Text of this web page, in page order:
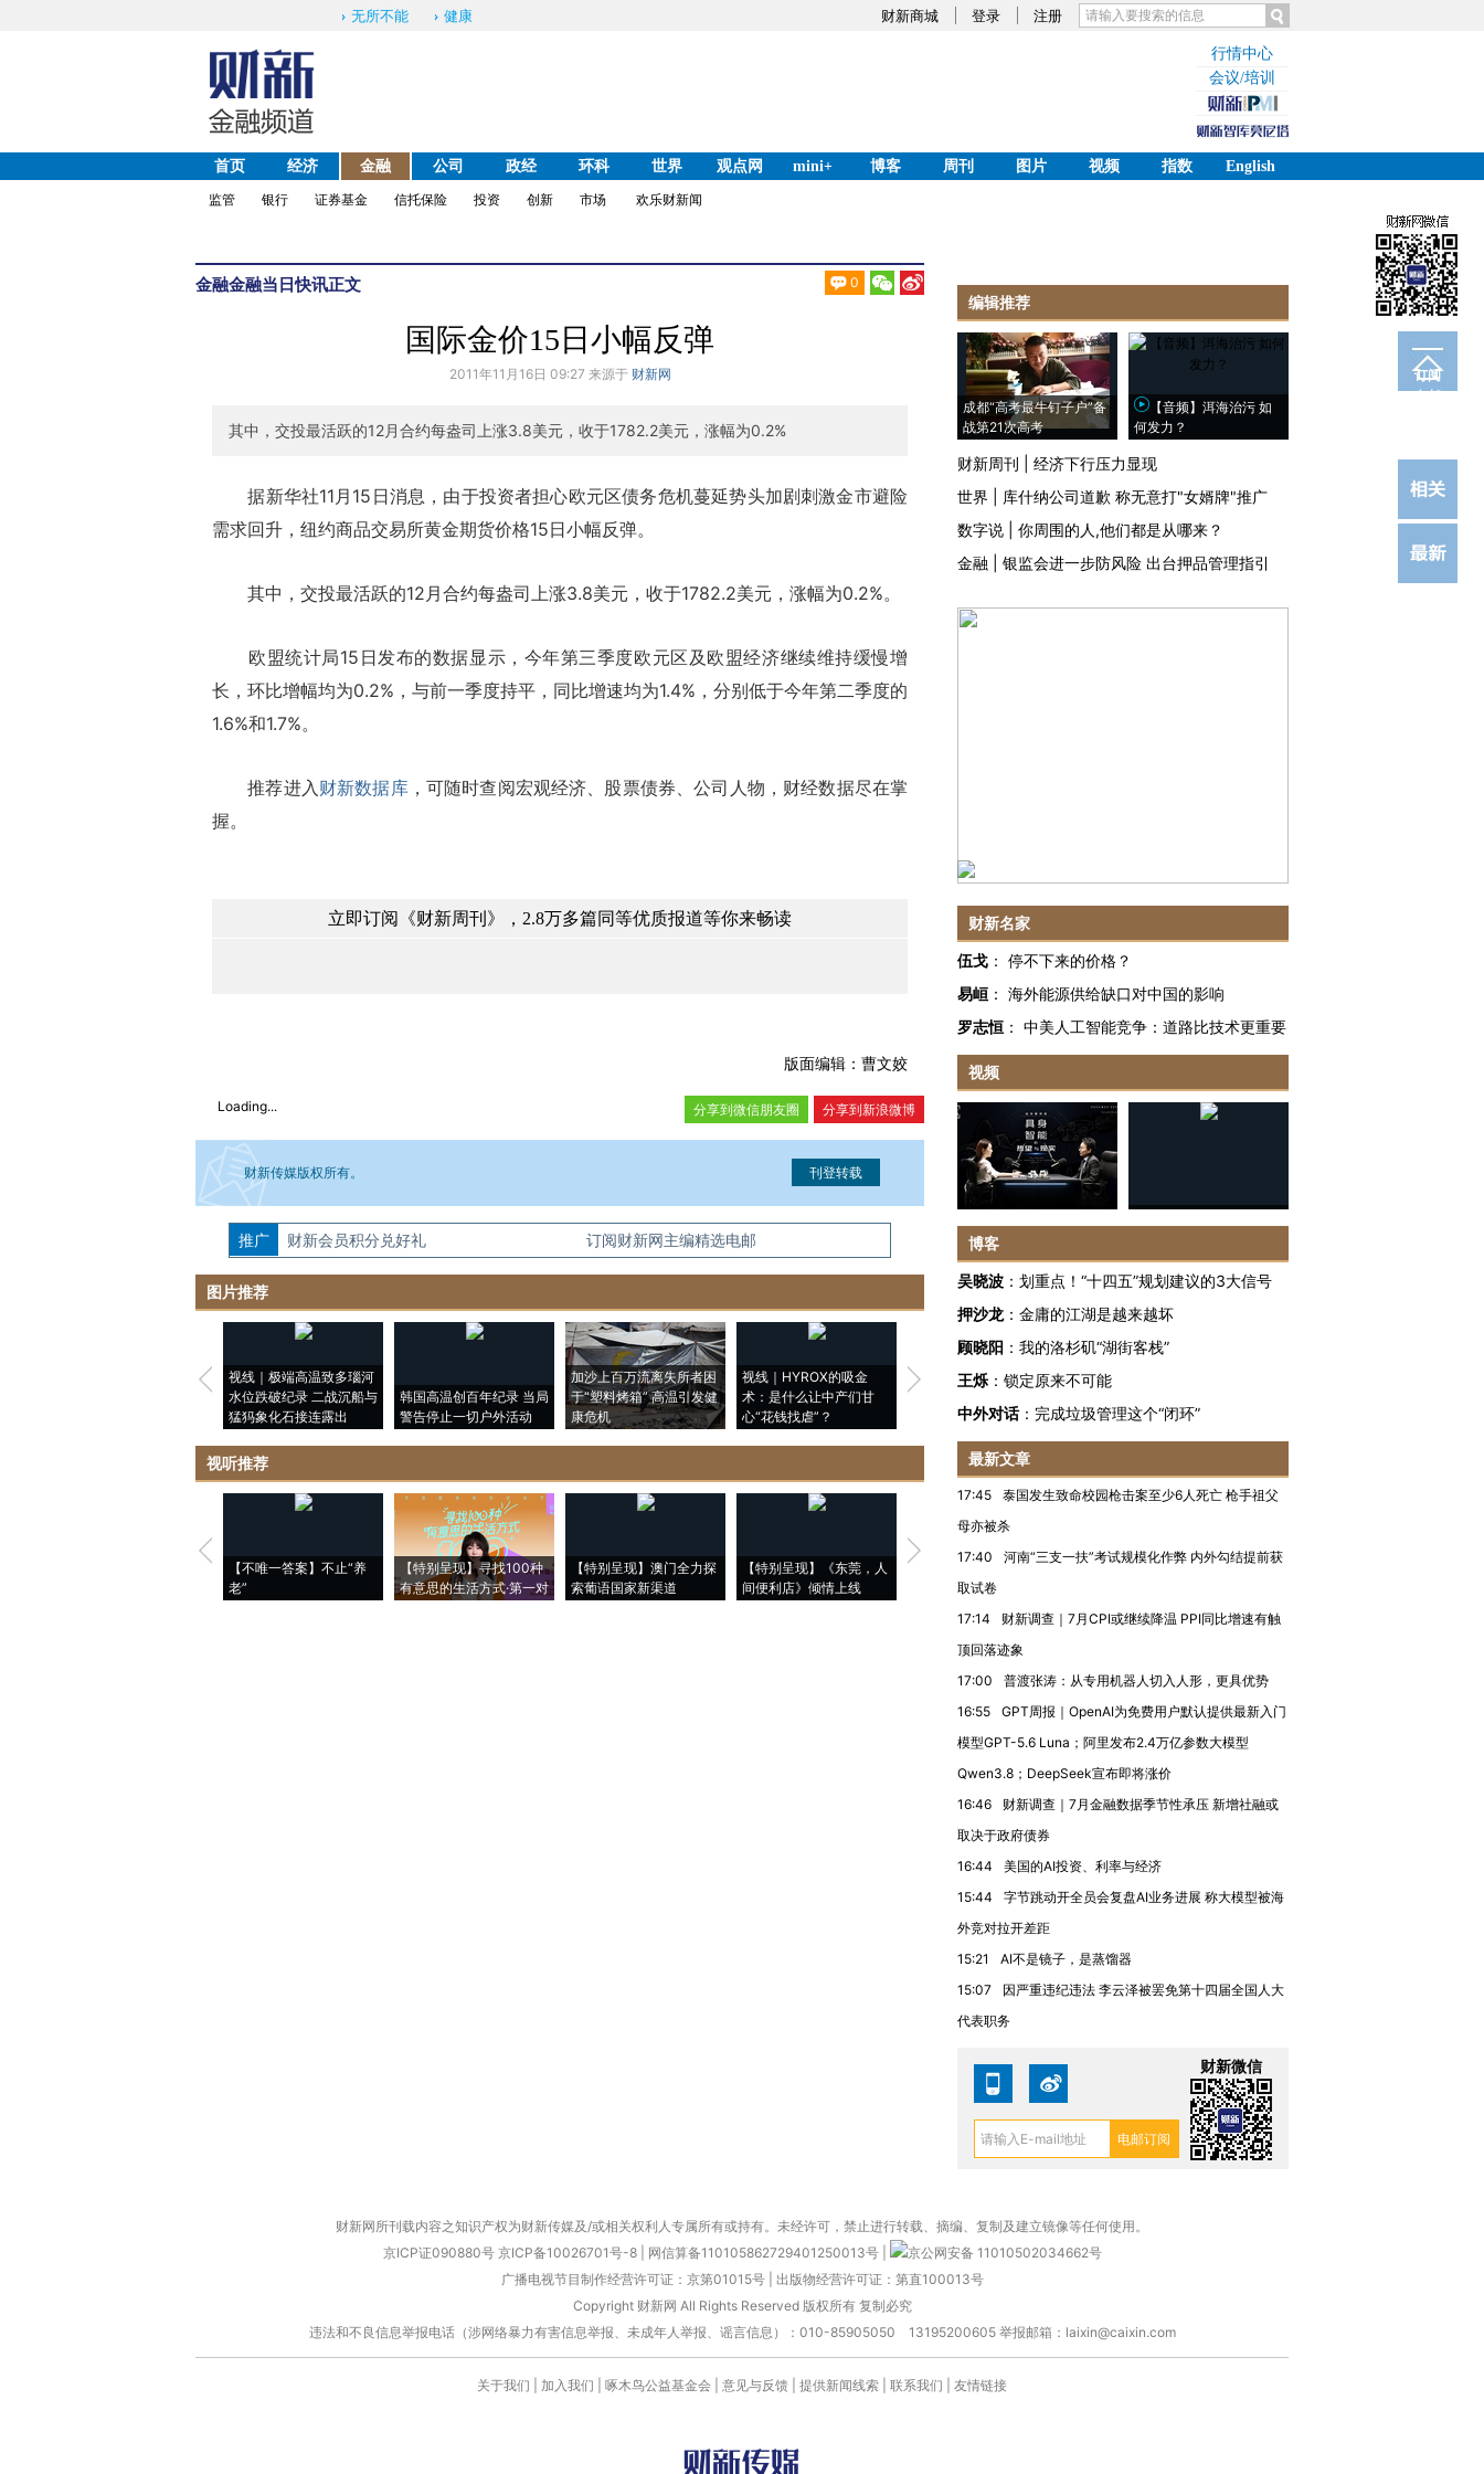
财新商城 登录 注册
无所不能 健康
行情中心
会议/培训
首页 经济 金融 公司 政经 环科 世界 观点网 mini+ 博客 周刊 图片 视频 指数
English
监管
银行 证券基金 信托保险 投资 创新 市场 欢乐财新闻
金融金融当日快讯正文 0
订阅
电邮
国际金价15日小幅反弹
2011年11月16日 09:27 来源于 财新网
其中，交投最活跃的12月合约每盎司上涨3.8美元，收于1782.2美元，涨幅为0.2%
据新华社11月15日消息，由于投资者担心欧元区债务危机蔓延势头加剧刺激金市避险
需求回升，纽约商品交易所黄金期货价格15日小幅反弹。
其中，交投最活跃的12月合约每盎司上涨3.8美元，收于1782.2美元，涨幅为0.2%。
欧盟统计局15日发布的数据显示，今年第三季度欧元区及欧盟经济继续维持缓慢增
长，环比增幅均为0.2%，与前一季度持平，同比增速均为1.4%，分别低于今年第二季度的
1.6%和1.7%。
推荐进入财新数据库，可随时查阅宏观经济、股票债券、公司人物，财经数据尽在掌
握。
立即订阅《财新周刊》，2.8万多篇同等优质报道等你来畅读
版面编辑：曹文姣
Loading... 分享到新浪微博
分享到微信朋友圈
财新传媒版权所有。
如需刊登转载请点击右侧按钮，提交相关信息。经确认即可刊登转载。
推广 财新会员积分兑好礼 订阅财新网主编精选电邮
图片推荐
视线｜极端高温致多瑙河
水位跌破纪录 二战沉船与
猛犸象化石接连露出
韩国高温创百年纪录 当局
警告停止一切户外活动
加沙上百万流离失所者困
于“塑料烤箱” 高温引发健
康危机
视线｜HYROX的吸金
术：是什么让中产们甘
心“花钱找虐”？
马航飞行员跨国走私7万
视线｜被称为“蟑螂”的印
育部长拱下台
视听推荐
【不唯一答案】不止“养
老”
【特别呈现】寻找100种
有意思的生活方式·第一对
【特别呈现】澳门全力探
索葡语国家新渠道
【特别呈现】《东莞，人
间便利店》倾情上线
【推广】走进第四届链博
会，让数智科技“链”接产
【特别呈现】寻找100种
【商旅对话】华住集团
CFO：不靠规模取胜，华
编辑推荐
成都“高考最牛钉子户”备
战第21次高考
【音频】洱海治污 如
何发力？
财新周刊
经济下行压力显现
世界
库什纳公司道歉 称无意打"女婿牌"推广
数字说
你周围的人,他们都是从哪来？
金融
银监会进一步防风险 出台押品管理指引
财新名家
伍戈 ： 停不下来的价格？
易峘 ： 海外能源供给缺口对中国的影响
罗志恒 ： 中美人工智能竞争：道路比技术更重要
视频
博客
吴晓波 ： 划重点！“十四五”规划建议的3大信号
押沙龙 ： 金庸的江湖是越来越坏
顾晓阳 ： 我的洛杉矶“湖街客栈”
王烁 ： 锁定原来不可能
中外对话： 完成垃圾管理这个“闭环”
最新文章
17:45
泰国发生致命校园枪击案至少6人死亡 枪手祖父
母亦被杀
17:40
河南“三支一扶”考试规模化作弊 内外勾结提前获
取试卷
17:14
财新调查｜7月CPI或继续降温 PPI同比增速有触
顶回落迹象
17:00
普渡张涛：从专用机器人切入人形，更具优势
16:55
GPT周报｜OpenAI为免费用户默认提供最新入门
模型GPT-5.6 Luna；阿里发布2.4万亿参数大模型
Qwen3.8；DeepSeek宣布即将涨价
16:46
财新调查｜7月金融数据季节性承压 新增社融或
取决于政府债券
16:44
美国的AI投资、利率与经济
15:44
字节跳动开全员会复盘AI业务进展 称大模型被海
外竞对拉开差距
15:21
AI不是镜子，是蒸馏器
15:07
因严重违纪违法 李云泽被罢免第十四届全国人大
代表职务
财新微信
财新网所刊载内容之知识产权为财新传媒及/或相关权利人专属所有或持有。未经许可，禁止进行转载、摘编、复制及建立镜像等任何使用。
京ICP证090880号 京ICP备10026701号-8 网信算备110105862729401250013号
京公网安备 11010502034662号
广播电视节目制作经营许可证：京第01015号| 出版物经营许可证：第直100013号
Copyright 财新网 All Rights Reserved 版权所有 复制必究
违法和不良信息举报电话（涉网络暴力有害信息举报、未成年人举报、谣言信息）：010-85905050 13195200605 举报邮箱：laixin@caixin.com
关于我们 加入我们 啄木鸟公益基金会 意见与反馈 提供新闻线索 联系我们 友情链接